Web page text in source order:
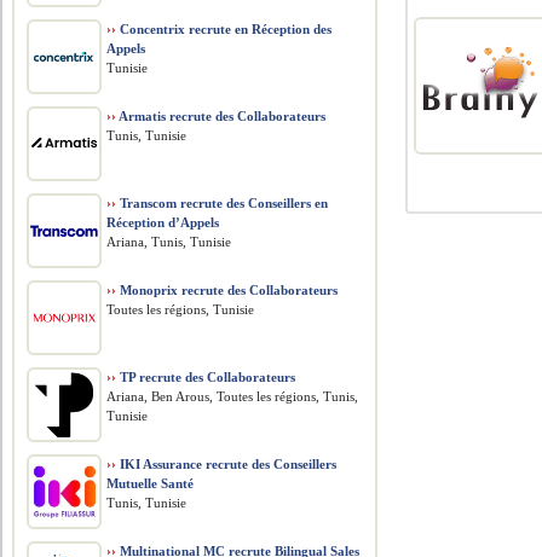
›› Concentrix recrute en Réception des
Appels
Tunisie
›› Armatis recrute des Collaborateurs
Tunis, Tunisie
›› Transcom recrute des Conseillers en
Réception d’Appels
Ariana, Tunis, Tunisie
›› Monoprix recrute des Collaborateurs
Toutes les régions, Tunisie
›› TP recrute des Collaborateurs
Ariana, Ben Arous, Toutes les régions, Tunis,
Tunisie
›› IKI Assurance recrute des Conseillers
Mutuelle Santé
Tunis, Tunisie
›› Multinational MC recrute Bilingual Sales